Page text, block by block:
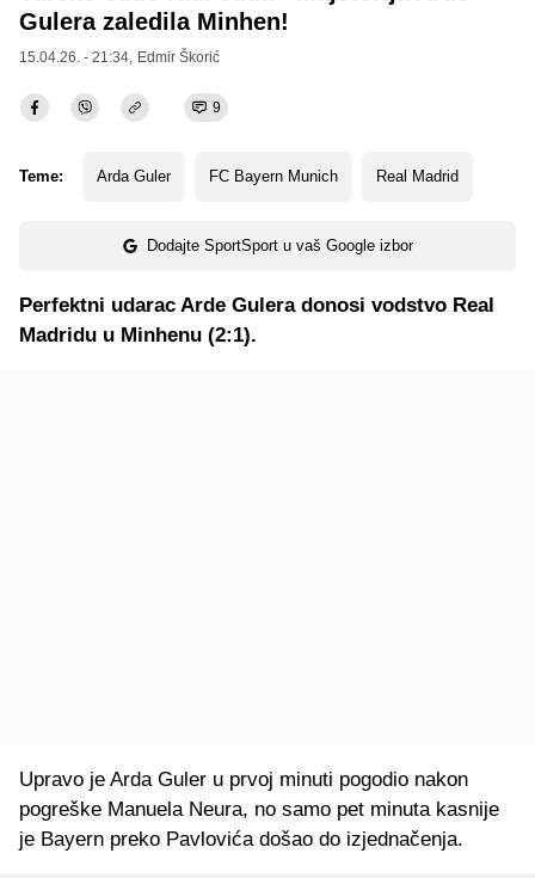
Gulera zaledila Minhen!
15.04.26. - 21:34, Edmir Škorić
9
Teme: Arda Guler FC Bayern Munich Real Madrid
Dodajte SportSport u vaš Google izbor
Perfektni udarac Arde Gulera donosi vodstvo Real
Madridu u Minhenu (2:1).
Upravo je Arda Guler u prvoj minuti pogodio nakon
pogreške Manuela Neura, no samo pet minuta kasnije
je Bayern preko Pavlovića došao do izjednačenja.